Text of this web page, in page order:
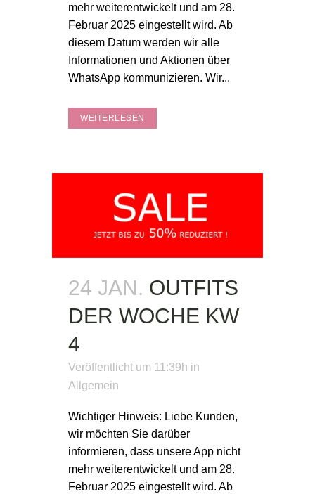
mehr weiterentwickelt und am 28.
Februar 2025 eingestellt wird. Ab
diesem Datum werden wir alle
Informationen und Aktionen über
WhatsApp kommunizieren. Wir...
WEITERLESEN
24 JAN. OUTFITS
DER WOCHE KW
4
Veröffentlicht um 11:39h in
Allgemein
Wichtiger Hinweis: Liebe Kunden,
wir möchten Sie darüber
informieren, dass unsere App nicht
mehr weiterentwickelt und am 28.
Februar 2025 eingestellt wird. Ab